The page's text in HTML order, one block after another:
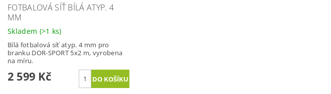
FOTBALOVÁ SÍŤ BÍLÁ ATYP. 4
MM
Skladem (>1 ks)
Bílá fotbalová síť atyp. 4 mm pro
branku DOR-SPORT 5x2 m, vyrobena
na míru.
2 599 Kč